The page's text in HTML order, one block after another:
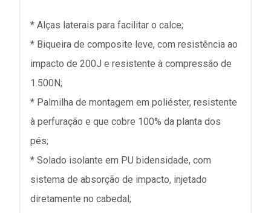
* Alças laterais para facilitar o calce;
* Biqueira de composite leve, com resistência ao
impacto de 200J e resistente à compressão de
1.500N;
* Palmilha de montagem em poliéster, resistente
à perfuração e que cobre 100% da planta dos
pés;
* Solado isolante em PU bidensidade, com
sistema de absorção de impacto, injetado
diretamente no cabedal;